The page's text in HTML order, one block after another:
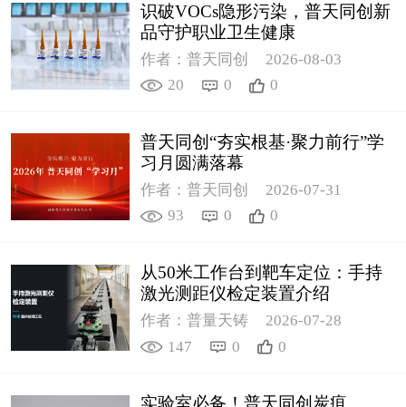
识破VOCs隐形污染，普天同创新
品守护职业卫生健康
作者：普天同创
2026-08-03
20
0 0
普天同创“夯实根基·聚力前行”学
习月圆满落幕
作者：普天同创
2026-07-31
93
0 0
从50米工作台到靶车定位：手持
激光测距仪检定装置介绍
作者：普量天铸
2026-07-28
147
0 0